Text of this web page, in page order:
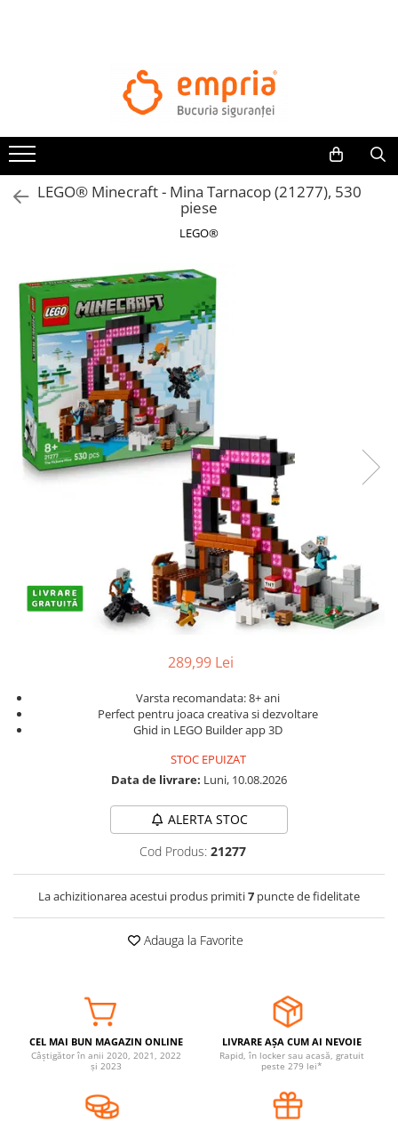
Bariere protectie pentru pat
Protectii mobilier
Banda protectie mobila copii
Sigurante pentru sertare si usi
Sigurante geamuri si usi glisante
Kituri de siguranta pentru copii si
bebelusi
Protectii casa
Protectii utile
Poarta siguranta copii
Deflectoare pentru aer conditionat
Casti antifonice pentru copii si
Echipament protectie bicicleta si
ski
Accesorii auto copii
Ochelari de soare
Palarii protectie UV
Scaune masa
Perne si saltele bebelusi
Diversificare bebelusi
Baia bebelusului
Jucarii copii si jocuri educative
LEGO® Minecraft - Mina Tarnacop (21277), 530
piese
LEGO®
289,99 Lei
Varsta recomandata: 8+ ani
Perfect pentru joaca creativa si dezvoltare
Ghid in LEGO Builder app 3D
STOC EPUIZAT
Data de livrare: Luni, 10.08.2026
ALERTA STOC
Cod Produs: 21277
La achizitionarea acestui produs primiti7 puncte de fidelitate
Adauga la Favorite
CEL MAI BUN MAGAZIN ONLINE
Câștigător în anii 2020, 2021, 2022
și 2023
LIVRARE AȘA CUM AI NEVOIE
Rapid, în locker sau acasă, gratuit
peste 279 lei*